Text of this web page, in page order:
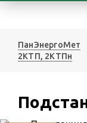
ПанЭнергоМет
2КТП, 2КТПн